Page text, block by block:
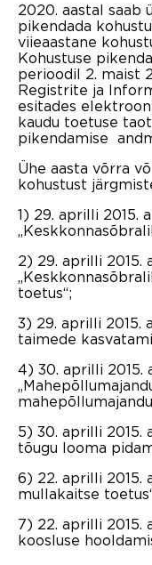
2020. aastal saab
pikendada
viieaastane
Kohustuse
perioodil 2. maist
Registrite ja
esitades
kaudu toetuse
pikendamise
Ühe aasta võrra
kohustust
1) 29. aprilli 2015.
2) 29. aprilli 2015.
toetus“;
3) 29. aprilli 2015.
taimede
4) 30. aprilli 2015.
5) 30. aprilli 2015.
tõugu looma
6) 22. aprilli 2015.
mullakaitse
7) 22. aprilli 2015.
koosluse